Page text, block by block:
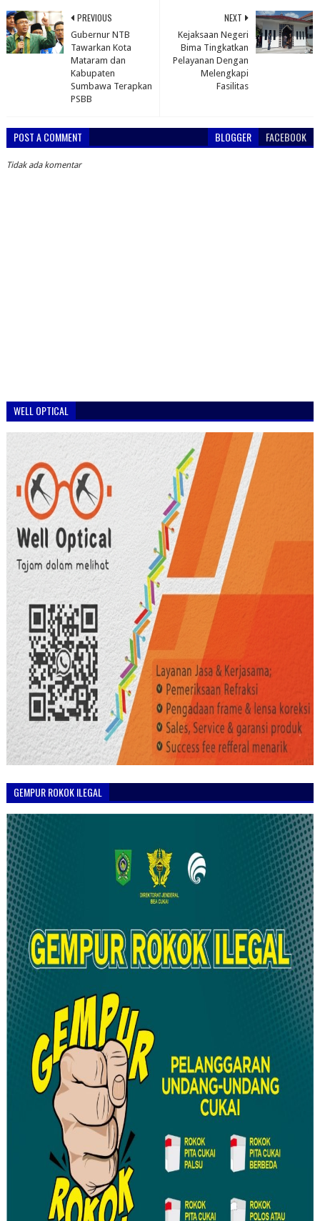
NEXT
Kejaksaan Negeri
Bima Tingkatkan
Pelayanan Dengan
Melengkapi
Fasilitas
PREVIOUS
Gubernur NTB
Tawarkan Kota
Mataram dan
Kabupaten
Sumbawa Terapkan
PSBB
POST A COMMENT BLOGGER FACEBOOK
Tidak ada komentar
WELL OPTICAL
GEMPUR ROKOK ILEGAL